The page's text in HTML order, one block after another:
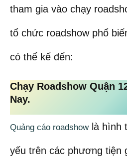
tham gia vào chạy
tổ chức roadshow phổ
có thể kể đến:
Chạy Roadshow Quận
Nay.
Quảng cáo roadshowlà hình
yếu trên các phương tiện